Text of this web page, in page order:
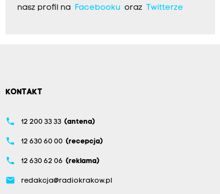
nasz profil na Facebookuoraz Twitterze
KONTAKT
phone 12 200 33 33 (antena)
phone 12 630 60 00 (recepcja)
phone 12 630 62 06 (reklama)
email redakcja@radiokrakow.pl